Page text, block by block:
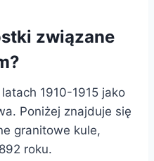
związane
1910-1915 jako
Poniżej znajduje się
granitowe kule,
roku.